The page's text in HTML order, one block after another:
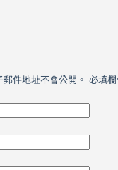
件地址不會公開。 必填